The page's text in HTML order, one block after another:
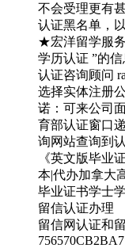
不会受理更有
认证黑名单，
★宏洋留学服
学历认证 ”的
认证咨询顾问
选择实体注册
诺：可来公司
育部认证窗口
询网站查询到
《英文版毕业
本|代办加拿大
毕业证书学士
留信认证办理
留信网认证和
756570CB2BA7